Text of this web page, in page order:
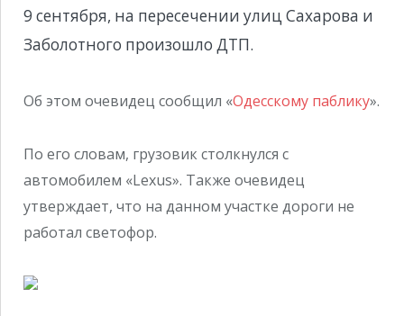
9 сентября, на пересечении улиц Сахарова и
Заболотного произошло ДТП.
Об этом очевидец сообщил «Одесскому паблику».
По его словам, грузовик столкнулся с
автомобилем «Lexus». Также очевидец
утверждает, что на данном участке дороги не
работал светофор.